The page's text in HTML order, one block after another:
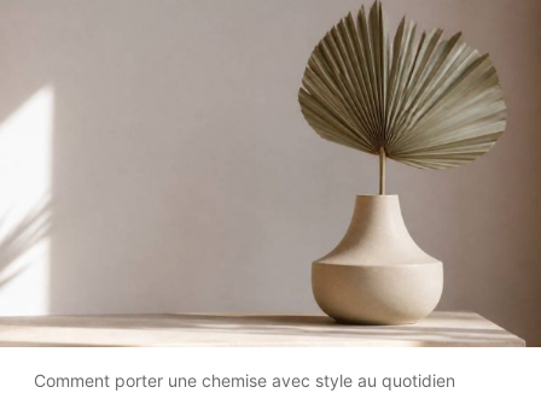
Comment porter une chemise avec style au quotidien